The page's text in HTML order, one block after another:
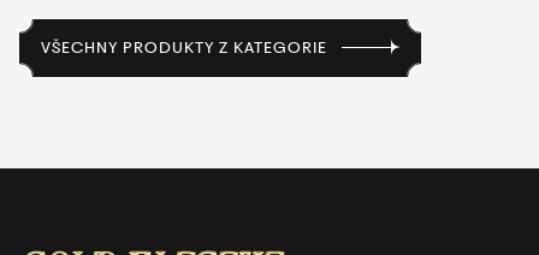
VŠECHNY PRODUKTY Z KATEGORIE